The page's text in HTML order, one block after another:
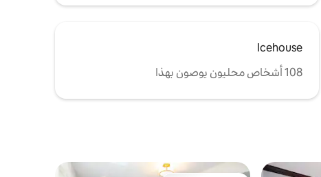
Icehouse
108 أشخاص محليون يوصون بهذا